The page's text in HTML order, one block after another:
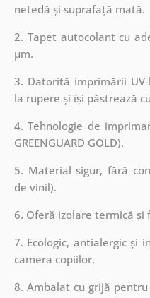
netedă și suprafață mată.
2. Tapet autocolant cu
µm.
3. Datorită imprimării
la rupere și își păstrează
4. Tehnologie de
GREENGUARD GOLD).
5. Material sigur, fără
de vinil).
6. Oferă izolare termică și
7. Ecologic, antialergic și
camera copiilor.
8. Ambalat cu grijă